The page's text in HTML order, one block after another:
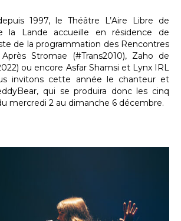
1997, le Théâtre L’Aire Libre de
la Lande accueille en résidence de
de la programmation des Rencontres
Après Stromae (#Trans2010), Zaho de
ou encore Asfar Shamsi et Lynx IRL
invitons cette année le chanteur et
qui se produira donc les cinq
mercredi 2 au dimanche 6 décembre.